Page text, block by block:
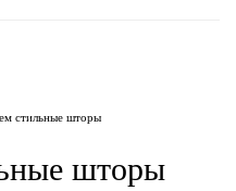
стильные шторы
шторы